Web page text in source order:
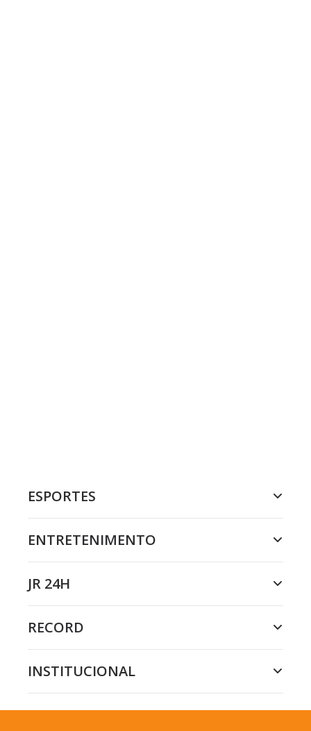
ESPORTES
ENTRETENIMENTO
JR 24H
RECORD
INSTITUCIONAL